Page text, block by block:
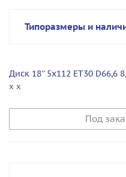
Типоразмеры и
Диск 18'' 5x112 ET30 D66,6
x x
Под